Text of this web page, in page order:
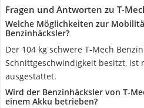
Fragen und Antworten zu T-
Welche Möglichkeiten zur
Benzinhäcksler?
Der 104 kg schwere T-Mech
Schnittgeschwindigkeit besitzt, ist
ausgestattet.
Wird der Benzinhäcksler von T-
einem Akku betrieben?